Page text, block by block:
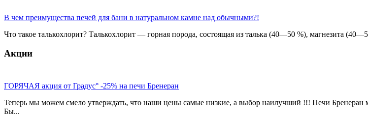
В чем преимущества печей для бани в натуральном камне над обычными?!
Что такое талькохлорит? Талькохлорит — горная порода, состоящая из талька (40—50 %), магнезита
Акции
ГОРЯЧАЯ акция от Градус° -25% на печи Бренеран
Теперь мы можем смело утверждать, что наши цены самые низкие, а выбор наилучший !!! Печи Бренеран
Бы...